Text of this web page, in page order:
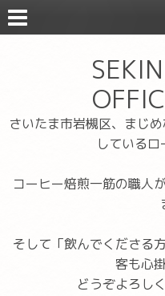
さいたま市岩槻区、まじ
しているロ
コーヒー焙煎一筋の職人
そして「飲んでくださる
客も心
どうぞよろし